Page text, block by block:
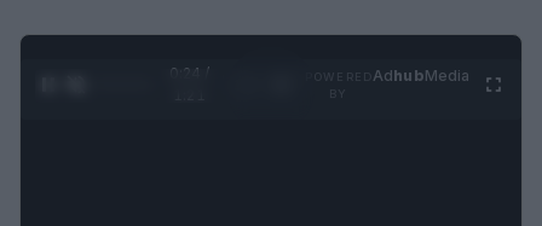
0:25 /
AdhubMedia